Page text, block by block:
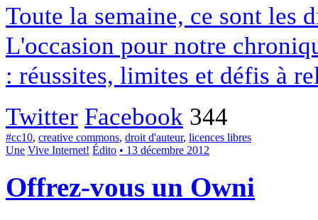
Toute la semaine, ce sont les
L'occasion pour notre
: réussites, limites et défis à
Twitter Facebook 344
#cc10, creative commons, droit d'auteur, licences libres
Une Vive Internet! Édito • 13 décembre 2012
Offrez-vous un Owni